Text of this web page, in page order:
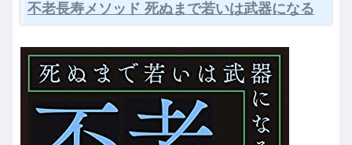
不老長寿メソッド 死ぬまで若いは武器になる